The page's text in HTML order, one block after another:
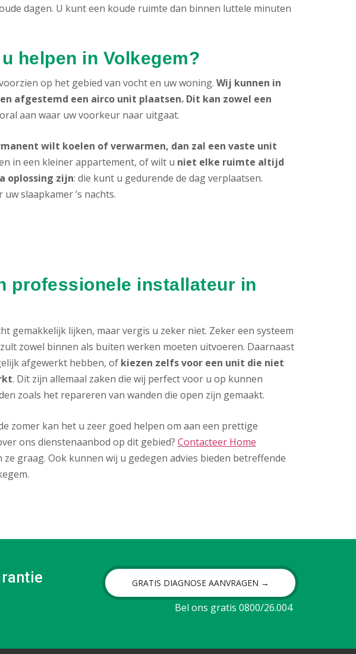
dagen. U kunt een koude ruimte dan binnen luttele minuten
helpen in Volkegem?
op het gebied van vocht en uw woning. Wij kunnen in
afgestemd een airco unit plaatsen. Dit kan zowel een
aan waar uw voorkeur naar uitgaat.
wilt koelen of verwarmen, dan zal een vaste unit
in een kleiner appartement, of wilt u niet elke ruimte altijd
oplossing zijn: die kunt u gedurende de dag verplaatsen.
slaapkamer ’s nachts.
professionele installateur in
gemakkelijk lijken, maar vergis u zeker niet. Zeker een systeem
zowel binnen als buiten werken moeten uitvoeren. Daarnaast
afgewerkt hebben, of kiezen zelfs voor een unit die niet
. Dit zijn allemaal zaken die wij perfect voor u op kunnen
zoals het repareren van wanden die open zijn gemaakt.
zomer kan het u zeer goed helpen om aan een prettige
ons dienstenaanbod op dit gebied? Contacteer Home
graag. Ook kunnen wij u gedegen advies bieden betreffende
GRATIS DIAGNOSE AANVRAGEN →
Bel ons gratis 0800/26.004